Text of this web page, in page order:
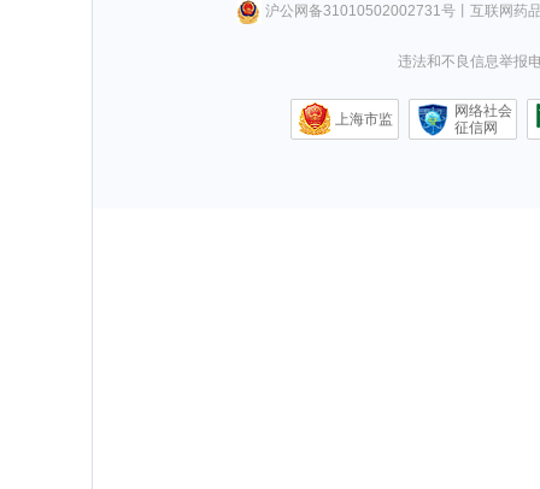
沪公网备31010502002731号丨 互联网药
违法和不良信息举报
上海市监
网络社会
征信网